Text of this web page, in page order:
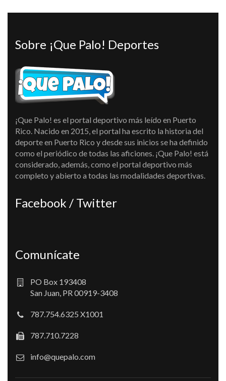
Sobre ¡Que Palo! Deportes
¡Que Palo! es el portal deportivo más leído en Puerto
Rico. Nacido en 2015, el portal ha escrito la historia del
deporte en Puerto Rico y desde sus inicios se ha definido
como el periódico de todas las aficiones. ¡Que Palo! está
considerado, además, como el portal deportivo más
completo y abierto a todas las modalidades deportivas.
Facebook / Twitter
Comunícate
PO Box 193408
San Juan, PR 00919-3408
787.754.6325 X1001
787.710.7228
info@quepalo.com